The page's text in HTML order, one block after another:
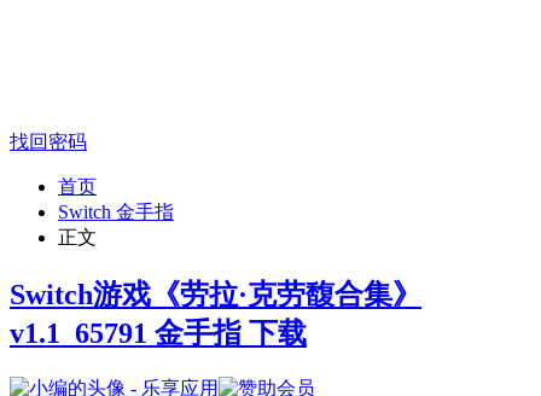
找回密码
首页
Switch 金手指
正文
Switch游戏《劳拉·克劳馥合集》
v1.1_65791 金手指 下载